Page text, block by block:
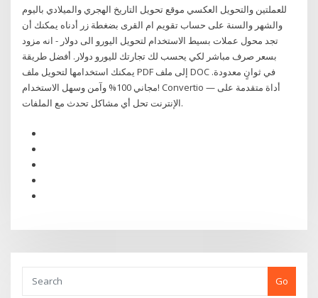
للعملتين والتحويل العكسي موقع تحويل التاريخ الهجري والميلادي باليوم
والشهر والسنة على حساب تقويم ام القرى بضغطة زر أدناه يمكنك أن
تجد محول عملات بسيط الاستخدام لتحويل اليورو الى دولار - انه مزود
بسعر صرف مباشر لكي يحسب لك تجارتك لليورو دولار. أفضل طريقة
يمكنك استخدامها لتحويل ملف PDF إلى ملف DOC في ثوانٍ معدودة.
مجاني 100% وآمن وسهل الاستخدام! Convertio — أداة متقدمة على
الإنترنت تحل أي مشاكل تحدث مع الملفات.
Go